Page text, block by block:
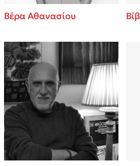
Βέρα Αθανασίου